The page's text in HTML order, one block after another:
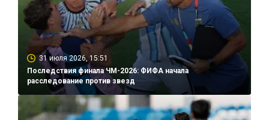
31 июля 2026, 15:51
Последствия финала ЧМ-2026: ФИФА начала
расследование против звезд